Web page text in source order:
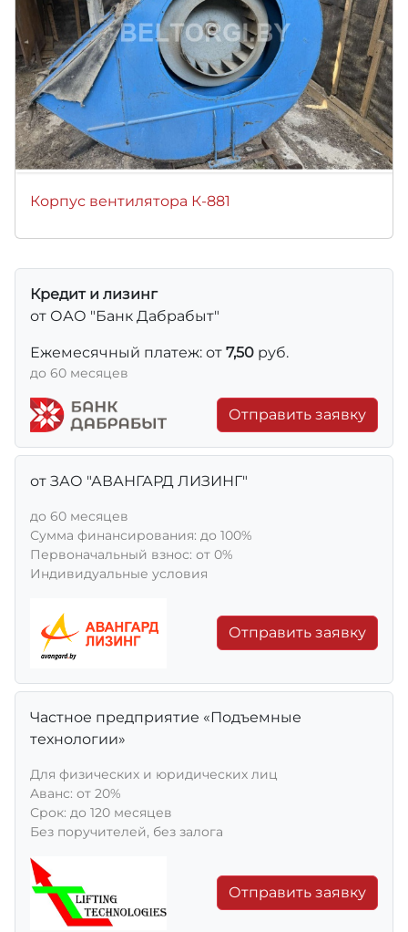
Корпус вентилятора К-881
Кредит и лизинг
от ОАО "Банк Дабрабыт"
Ежемесячный платеж: от 7,50 руб.
до 60 месяцев
Отправить заявку
от ЗАО "АВАНГАРД ЛИЗИНГ"
до 60 месяцев
Сумма финансирования: до 100%
Первоначальный взнос: от 0%
Индивидуальные условия
Отправить заявку
Частное предприятие «Подъемные
технологии»
Для физических и юридических лиц
Aванс: от 20%
Срок: до 120 месяцев
Без поручителей, без залога
Отправить заявку